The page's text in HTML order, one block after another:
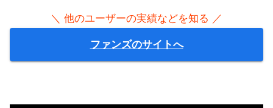
＼ 他のユーザーの実績などを知る ／
ファンズのサイトへ